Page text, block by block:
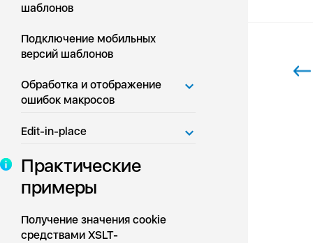
шаблонов
Подключение мобильных
версий шаблонов
Обработка и отображение
ошибок макросов
Edit-in-place
Практические
примеры
Получение значения cookie
средствами XSLT-